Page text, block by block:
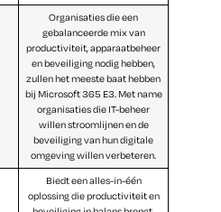
Organisaties die een
gebalanceerde mix van
productiviteit, apparaatbeheer
en beveiliging nodig hebben,
zullen het meeste baat hebben
bij Microsoft 365 E3. Met name
organisaties die IT-beheer
willen stroomlijnen en de
beveiliging van hun digitale
omgeving willen verbeteren.
Biedt een alles-in-één
oplossing die productiviteit en